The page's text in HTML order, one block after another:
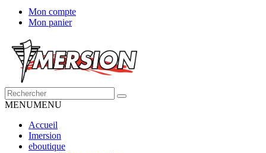
Mon compte
Mon panier
MENUMENU
Accueil
Imersion
eboutique